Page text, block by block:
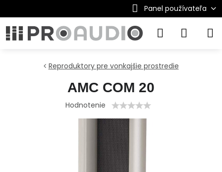
Panel používateľa
Reproduktory pre vonkajšie prostredie
AMC COM 20
Hodnotenie